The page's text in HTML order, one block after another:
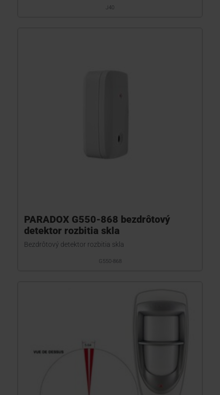
J40
PARADOX G550-868 bezdrôtový
detektor rozbitia skla
Bezdrôtový detektor rozbitia skla
G550-868